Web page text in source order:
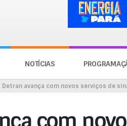
NOTÍCIAS
Detran avança com novos serviços de